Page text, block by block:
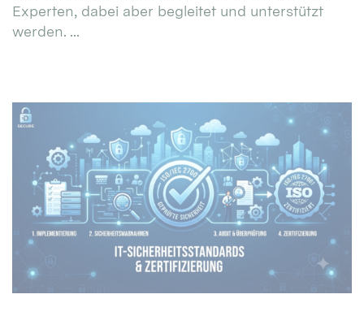
Experten, dabei aber begleitet und unterstützt
werden. ...